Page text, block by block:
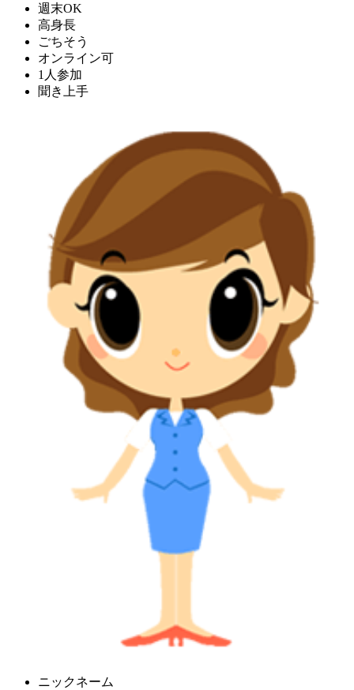
週末OK
高身長
ごちそう
オンライン可
1人参加
聞き上手
ニックネーム